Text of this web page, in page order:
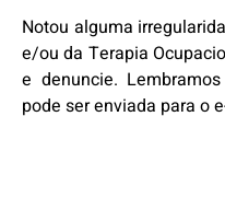
Notou alguma
e/ou da Terapia
e denuncie.
pode ser enviada para o